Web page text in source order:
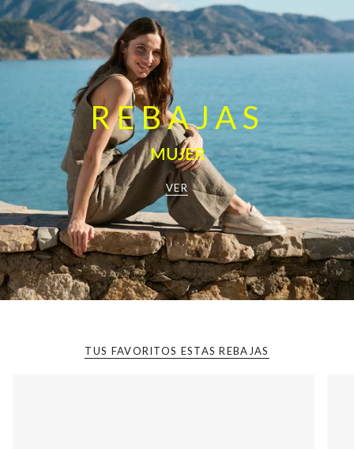
REBAJAS
MUJER
VER
TUS FAVORITOS ESTAS REBAJAS